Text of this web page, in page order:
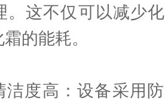
。这不仅可以减少
的能耗。
高：设备采用防